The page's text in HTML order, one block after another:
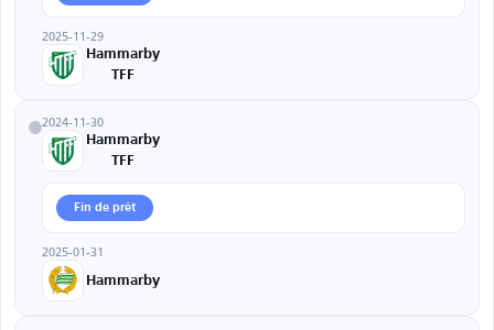
2025-11-29
Hammarby
TFF
2024-11-30
Hammarby
TFF
Fin de prêt
2025-01-31
Hammarby